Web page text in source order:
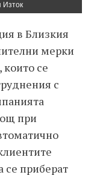
Изток
в Близкия
мерки
които се
с
при
се приберат